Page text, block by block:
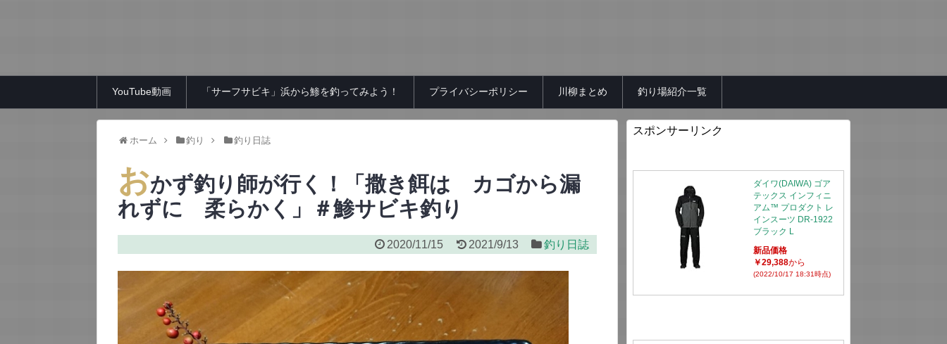
YouTube動画 「サーフサビキ」浜から鯵を釣ってみよう！ プライバシーポリシー 川柳まとめ 釣り場紹介一覧
ホーム 釣り 釣り日誌
おかず釣り師が行く！「撒き餌は カゴから漏
れずに 柔らかく」＃鯵サビキ釣り
2020/11/15 2021/9/13 釣り日誌
スポンサーリンク
ダイワ(DAIWA) ゴア
テックス インフィニ
アム™ プロダクト レ
インスーツ DR-1922
ブラック L
新品価格
￥29,388から
(2022/10/17 18:31時点)